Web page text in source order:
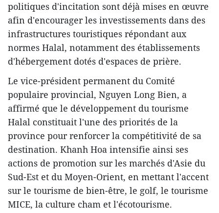
politiques d'incitation sont déjà mises en œuvre
afin d'encourager les investissements dans des
infrastructures touristiques répondant aux
normes Halal, notamment des établissements
d'hébergement dotés d'espaces de prière.
Le vice-président permanent du Comité
populaire provincial, Nguyen Long Bien, a
affirmé que le développement du tourisme
Halal constituait l'une des priorités de la
province pour renforcer la compétitivité de sa
destination. Khanh Hoa intensifie ainsi ses
actions de promotion sur les marchés d'Asie du
Sud-Est et du Moyen-Orient, en mettant l'accent
sur le tourisme de bien-être, le golf, le tourisme
MICE, la culture cham et l'écotourisme.